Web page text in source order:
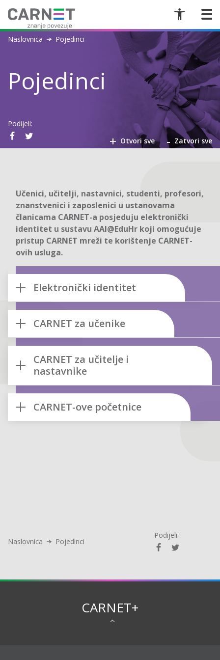
Naslovnica Pojedinci
Pojedinci
Podijeli:
+ Otvori sve - Zatvori sve
Učenici, učitelji, nastavnici, studenti, profesori,
znanstvenici i zaposlenici u ustanovama
članicama CARNET-a posjeduju elektronički
identitet u sustavu AAI@EduHr koji omogućuje
pristup CARNET mreži te korištenje CARNET-
ovih usluga.
Elektronički identitet
CARNET za učenike
CARNET za učitelje i
nastavnike
CARNET-ove početnice
Naslovnica Pojedinci
Podijeli:
CARNET+